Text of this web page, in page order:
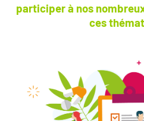
participer à nos
ces